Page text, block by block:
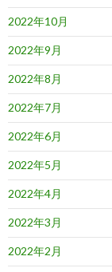
2022年10月
2022年9月
2022年8月
2022年7月
2022年6月
2022年5月
2022年4月
2022年3月
2022年2月